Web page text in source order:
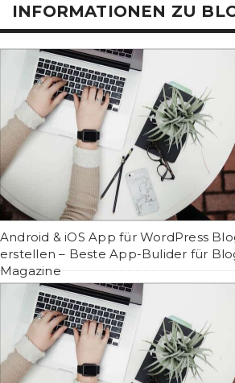
INFORMATIONEN ZU
Android & iOS App für WordPress
erstellen – Beste App-Bulider für
Magazine